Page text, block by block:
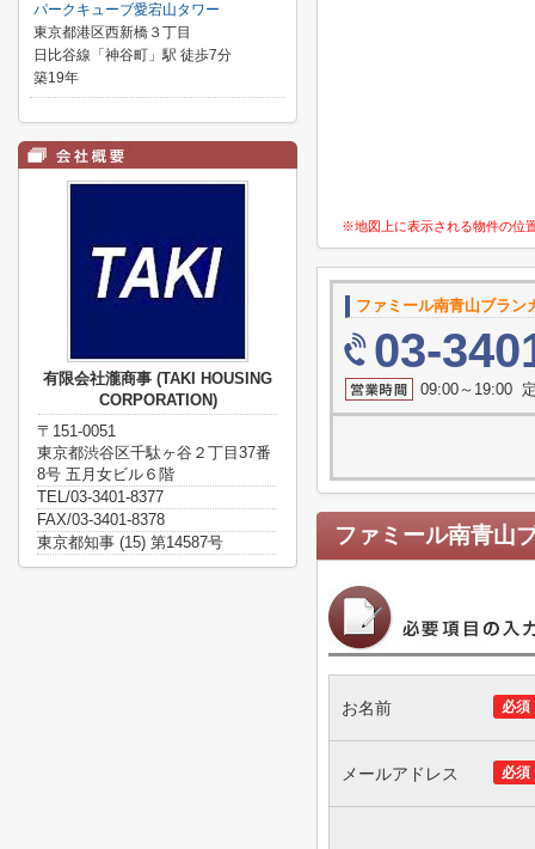
※地図上に表示される物件の位
ファミール南青山ブラン
03-
09:00～19:00
ファミール南青山
必須
お名前
必須
メールアドレス
パークキューブ愛宕山タワー
東京都港区西新橋３丁目
日比谷線「神谷町」駅 徒歩7分
築19年
有限会社瀧商事 (TAKI HOUSING
CORPORATION)
〒151-0051
東京都渋谷区千駄ヶ谷２丁目37番
8号 五月女ビル６階
TEL/03-3401-8377
FAX/03-3401-8378
東京都知事 (15) 第14587号